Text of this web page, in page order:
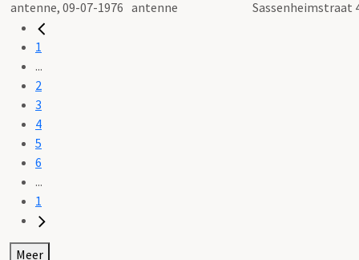
antenne
Sassenheimstraat
1
...
2
3
4
5
6
...
1
Meer